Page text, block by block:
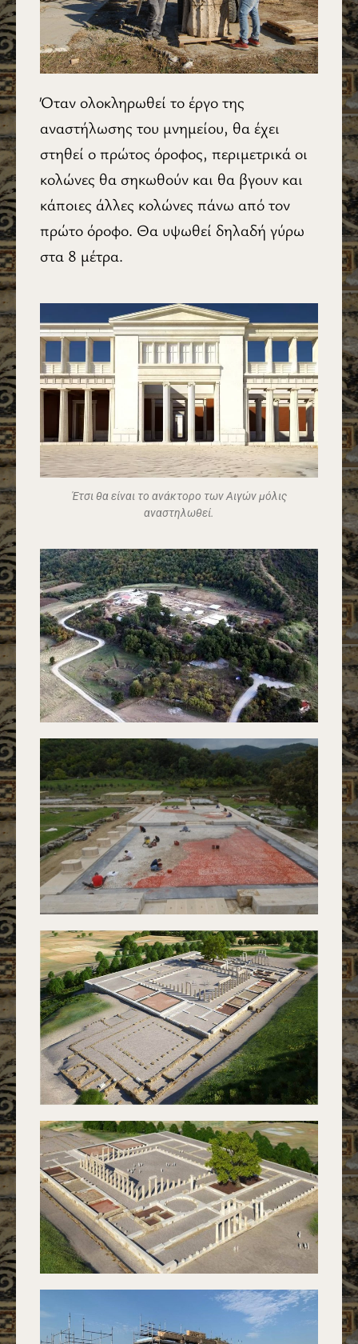
Όταν ολοκληρωθεί το έργο της
αναστήλωσης του μνημείου, θα έχει
στηθεί ο πρώτος όροφος, περιμετρικά οι
κολώνες θα σηκωθούν και θα βγουν και
κάποιες άλλες κολώνες πάνω από τον
πρώτο όροφο. Θα υψωθεί δηλαδή γύρω
στα 8 μέτρα.
Έτσι θα είναι το ανάκτορο των Αιγών μόλις
αναστηλωθεί.